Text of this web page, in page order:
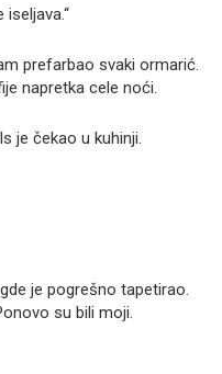
iseljava.“
prefarbao svaki ormarić.
napretka cele noći.
je čekao u kuhinji.
je pogrešno tapetirao.
su bili moji.